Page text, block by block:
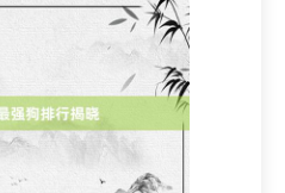
钞票欠债表反应企业的
利；利润表展示收入与
款流量表则纪录企业现
其次，网罗研究数据。
收入、老本、用度、钞
，收入不错来自销售或